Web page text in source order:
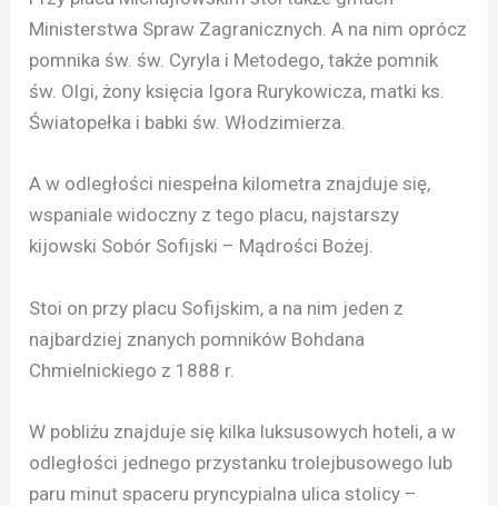
Ministerstwa Spraw Zagranicznych. A na nim oprócz
pomnika św. św. Cyryla i Metodego, także pomnik
św. Olgi, żony księcia Igora Rurykowicza, matki ks.
Światopełka i babki św. Włodzimierza.
A w odległości niespełna kilometra znajduje się,
wspaniale widoczny z tego placu, najstarszy
kijowski Sobór Sofijski – Mądrości Bożej.
Stoi on przy placu Sofijskim, a na nim jeden z
najbardziej znanych pomników Bohdana
Chmielnickiego z 1888 r.
W pobliżu znajduje się kilka luksusowych hoteli, a w
odległości jednego przystanku trolejbusowego lub
paru minut spaceru pryncypialna ulica stolicy –